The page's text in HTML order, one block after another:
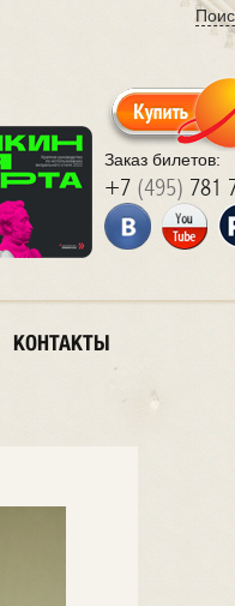
Заказ билетов:
+7 (495) 781
КОНТАКТЫ